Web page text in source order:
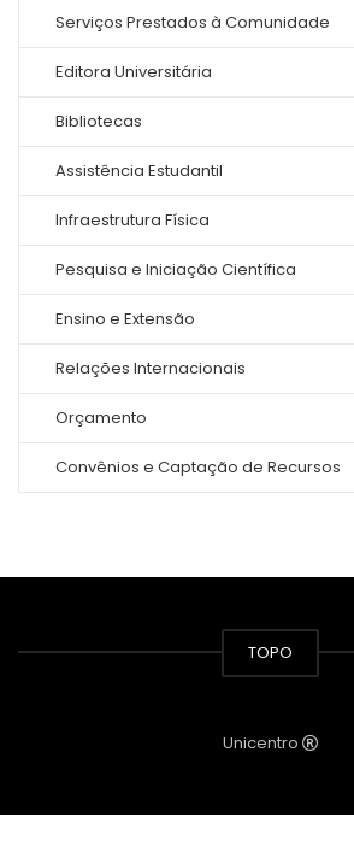
Serviços Prestados à Comunidade
Editora Universitária
Bibliotecas
Assistência Estudantil
Infraestrutura Física
Pesquisa e Iniciação Científica
Ensino e Extensão
Relações Internacionais
Orçamento
Convênios e Captação de Recursos
TOPO
Unicentro